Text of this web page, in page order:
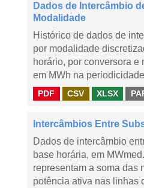
Dados de Intercâmbio
Modalidade
Histórico de dados de
por modalidade
horário, por conversora e
em MWh na
PDF CSV XLSX
Intercâmbios Entre
Dados de intercâmbio
base horária, em
representam a soma das
potência ativa nas linhas